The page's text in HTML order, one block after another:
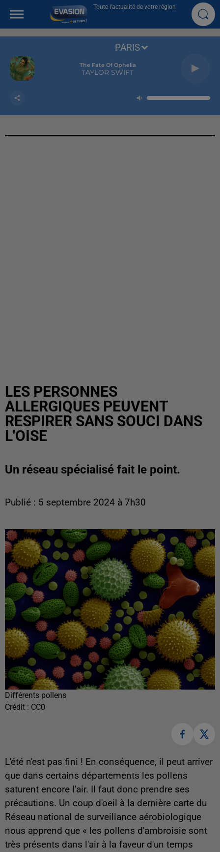
Toute l'actualité de votre région
Prayer In C
LILLY WOOD AND THE PRICK
PARIS
LES PERSONNES
ALLERGIQUES PEUVENT
RESPIRER SANS SOUCI DANS
L'OISE
Un réseau spécialisé fait le point.
Publié : 5 septembre 2024 à 7h30
Différents pollens
Crédit : CC0
L'été n'est pas fini ! En conséquence, il peut arriver
que dans certains départements les pollens
saturent encore l'air. Il faut donc prendre ses
précautions. Un coup d'oeil à la dernière carte du
Réseau national de surveillance aérobiologique
nous apprend que « les pollens d'ambroisie sont
très présents dans l'air à la faveur d'un temps